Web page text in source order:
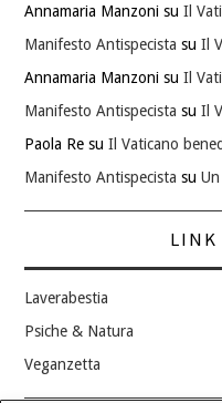
Annamaria Manzoni suIl
Manifesto Antispecista suIl
Annamaria Manzoni suIl
Manifesto Antispecista suIl
Paola Re suIl Vaticano
Manifesto Antispecista su
LINK
Laverabestia
Psiche & Natura
Veganzetta